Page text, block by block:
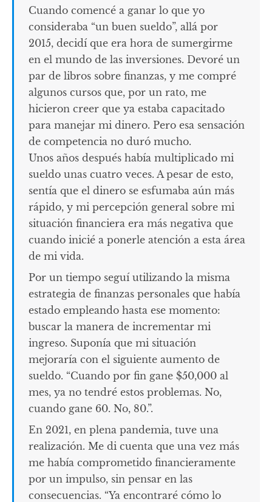
Cuando comencé a ganar lo que yo
consideraba “un buen sueldo”, allá por
2015, decidí que era hora de sumergirme
en el mundo de las inversiones. Devoré un
par de libros sobre finanzas, y me compré
algunos cursos que, por un rato, me
hicieron creer que ya estaba capacitado
para manejar mi dinero. Pero esa sensación
de competencia no duró mucho.
Unos años después había multiplicado mi
sueldo unas cuatro veces. A pesar de esto,
sentía que el dinero se esfumaba aún más
rápido, y mi percepción general sobre mi
situación financiera era más negativa que
cuando inicié a ponerle atención a esta área
de mi vida.
Por un tiempo seguí utilizando la misma
estrategia de finanzas personales que había
estado empleando hasta ese momento:
buscar la manera de incrementar mi
ingreso. Suponía que mi situación
mejoraría con el siguiente aumento de
sueldo. “Cuando por fin gane $50,000 al
mes, ya no tendré estos problemas. No,
cuando gane 60. No, 80.”.
En 2021, en plena pandemia, tuve una
realización. Me di cuenta que una vez más
me había comprometido financieramente
por un impulso, sin pensar en las
consecuencias. “Ya encontraré cómo lo